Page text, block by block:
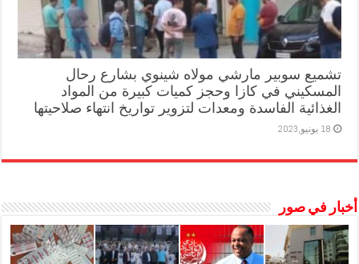
تشميع سوبير مارشي مولاه شينوي بشارع رحال
المسكيني في كازا وحجز كميات كبيرة من المواد
الغذائية الفاسدة ومعدات لتزوير تواريخ انتهاء صلاحيتها
18 يونيو,2023
أخبار في صور